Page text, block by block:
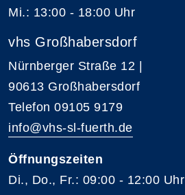
Mi.: 13:00 - 18:00 Uhr
vhs Großhabersdorf
Nürnberger Straße 12 |
90613 Großhabersdorf
Telefon 09105 9179
info@vhs-sl-fuerth.de
Öffnungszeiten
Di., Do., Fr.: 09:00 - 12:00 Uhr